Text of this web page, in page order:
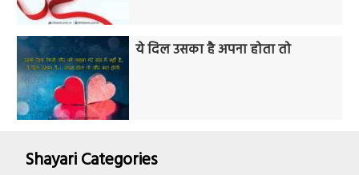
ये दिल उसका है अपना होता तो
Shayari Categories